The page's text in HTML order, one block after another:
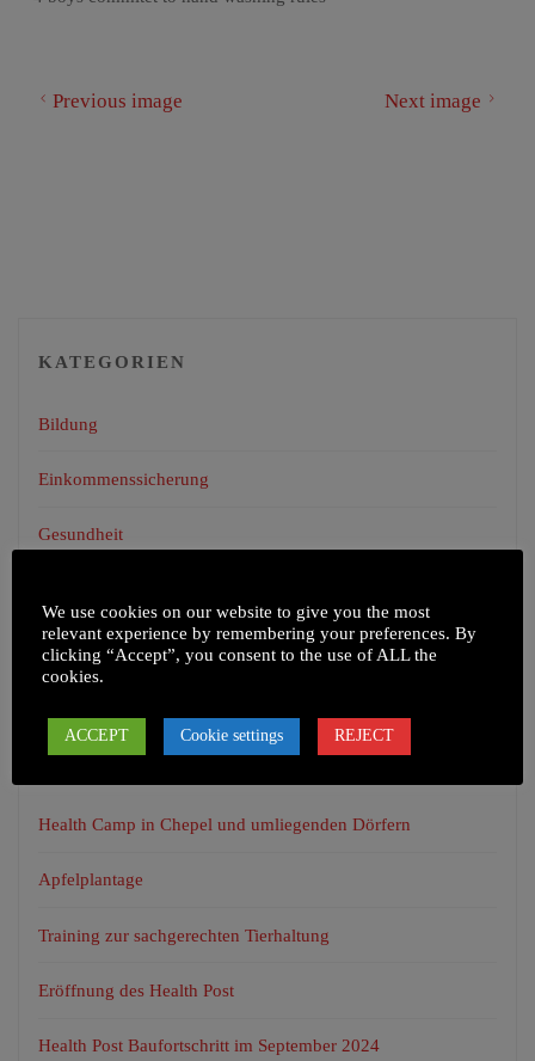
Previous image Next image
KATEGORIEN
Bildung
Einkommenssicherung
Gesundheit
Unkategorisiert
Health Camp in Chepel und umliegenden Dörfern
Apfelplantage
Training zur sachgerechten Tierhaltung
Eröffnung des Health Post
Health Post Baufortschritt im September 2024
We use cookies on our website to give you the most
relevant experience by remembering your preferences. By
clicking “Accept”, you consent to the use of ALL the
cookies.
ACCEPT Cookie settings REJECT